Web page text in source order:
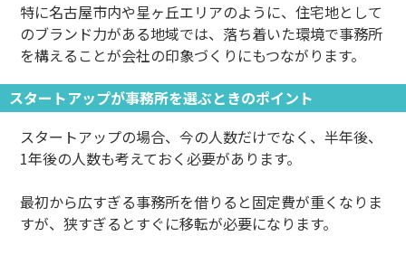
特に名古屋市内や星ヶ丘エリアのように、住宅地として
のブランド力がある地域では、落ち着いた環境で事務所
を構えることが会社の印象づくりにもつながります。
スタートアップが事務所を選ぶときのポイント
スタートアップの場合、今の人数だけでなく、半年後、
1年後の人数も考えておく必要があります。
最初から広すぎる事務所を借りると固定費が重くなりま
すが、狭すぎるとすぐに移転が必要になります。